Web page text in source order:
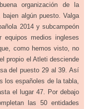
organización de la
algún puesto. Valga
2014 y subcampeón
equipos medios ingleses
como hemos visto, no
propio el Atleti desciende
del puesto 29 al 39. Así
los españoles de la tabla,
el lugar 47. Por debajo
las 50 entidades